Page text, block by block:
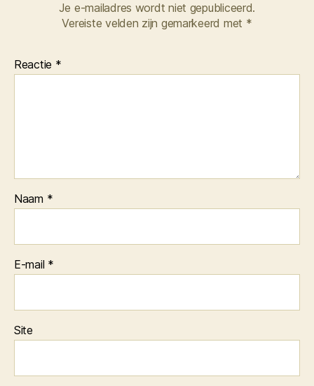
Je e-mailadres wordt niet gepubliceerd.
Vereiste velden zijn gemarkeerd met *
Reactie *
Naam *
E-mail *
Site